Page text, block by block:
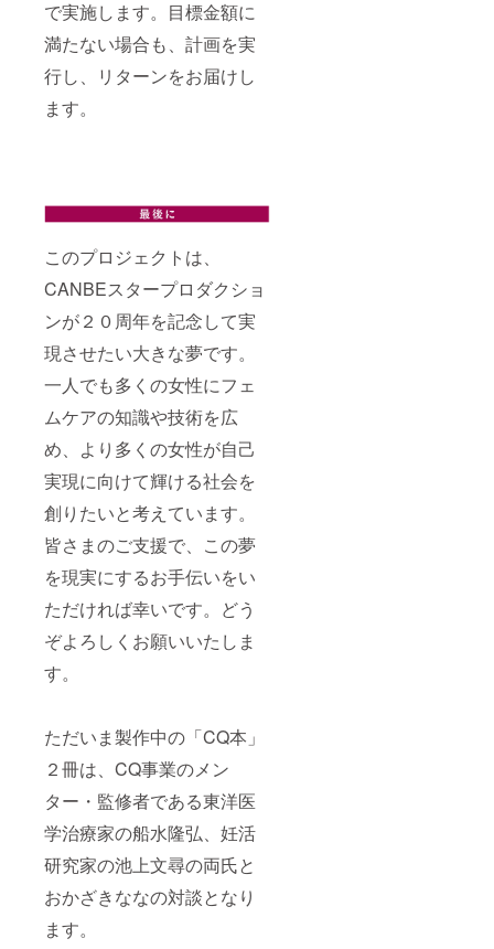
で実施します。目標金額に
満たない場合も、計画を実
行し、リターンをお届けし
ます。
このプロジェクトは、
CANBEスタープロダクショ
ンが２０周年を記念して実
現させたい大きな夢です。
一人でも多くの女性にフェ
ムケアの知識や技術を広
め、より多くの女性が自己
実現に向けて輝ける社会を
創りたいと考えています。
皆さまのご支援で、この夢
を現実にするお手伝いをい
ただければ幸いです。どう
ぞよろしくお願いいたしま
す。
ただいま製作中の「CQ本」
２冊は、CQ事業のメン
ター・監修者である東洋医
学治療家の船水隆弘、妊活
研究家の池上文尋の両氏と
おかざきななの対談となり
ます。